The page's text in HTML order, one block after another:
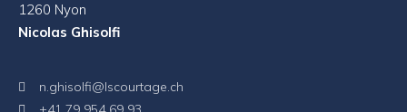
1260 Nyon
Nicolas Ghisolfi
n.ghisolfi@lscourtage.ch